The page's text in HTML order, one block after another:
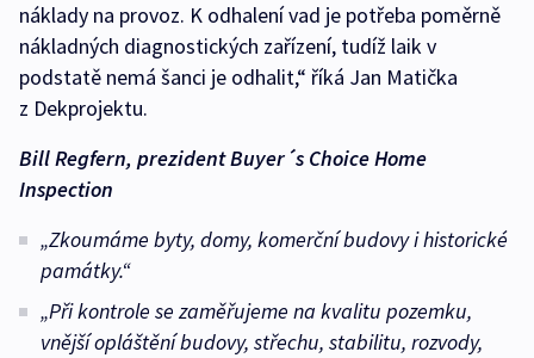
náklady na provoz. K odhalení vad je potřeba poměrně
nákladných diagnostických zařízení, tudíž laik v
podstatě nemá šanci je odhalit,“ říká Jan Matička
z Dekprojektu.
Bill Regfern, prezident Buyer´s Choice Home
Inspection
„Zkoumáme byty, domy, komerční budovy i historické
památky.“
„Při kontrole se zaměřujeme na kvalitu pozemku,
vnější opláštění budovy, střechu, stabilitu, rozvody,